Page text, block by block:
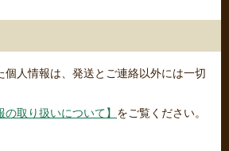
個人情報は、発送とご連絡以外には一切
の取り扱いについて】 をご覧ください。